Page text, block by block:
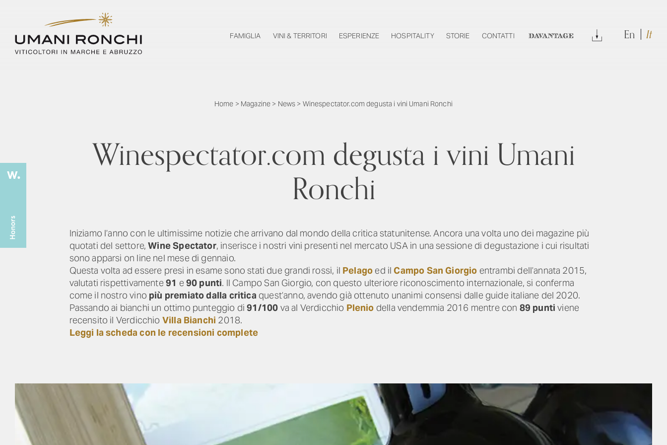
FAMIGLIA VINI & TERRITORI ESPERIENZE HOSPITALITY STORIE CONTATTI DAVANTAGE DOWNLOAD
En It
Home > Magazine > News > Winespectator.com degusta i vini Umani Ronchi
Winespectator.com degusta i vini Umani
Ronchi
Iniziamo l’anno con le ultimissime notizie che arrivano dal mondo della critica statunitense. Ancora una volta uno dei magazine più
quotati del settore,Wine Spectator, inserisce i nostri vini presenti nel mercato USA in una sessione di degustazione i cui risultati
sono apparsi on line nel mese di gennaio.
Questa volta ad essere presi in esame sono stati due grandi rossi, il Pelago ed ilCampo San Giorgio entrambi dell’annata 2015,
valutati rispettivamente 91 e 90 punti. Il Campo San Giorgio, con questo ulteriore riconoscimento internazionale, si conferma
come il nostro vino più premiato dalla critica quest’anno, avendo già ottenuto unanimi consensi dalle guide italiane del 2020.
Passando ai bianchi un ottimo punteggio di91/100 va al Verdicchio Plenio della vendemmia 2016 mentre con 89 punti viene
recensito il Verdicchio Villa Bianchi 2018.
Leggi la scheda con le recensioni complete